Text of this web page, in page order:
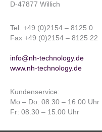
D-47877 Willich
Tel. +49 (0)2154 – 8125 0
Fax +49 (0)2154 – 8125 22
info@nh-technology.de
www.nh-technology.de
Kundenservice:
Mo – Do: 08.30 – 16.00 Uhr
Fr: 08.30 – 15.00 Uhr